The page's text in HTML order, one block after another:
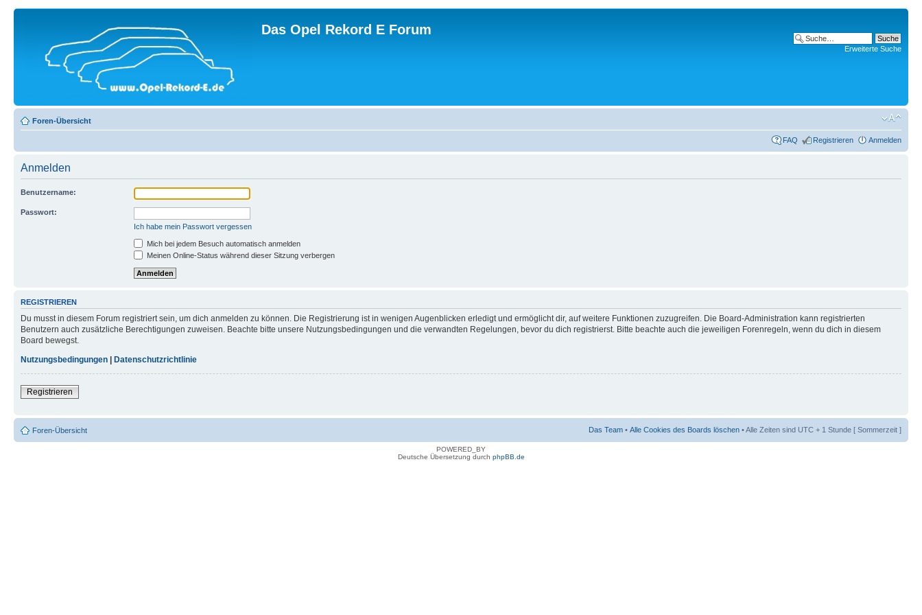
Das Opel Rekord E Forum
Erweiterte Suche
Foren-Übersicht
FAQ Registrieren Anmelden
Anmelden
Benutzername:
Passwort:
Ich habe mein Passwort vergessen
Mich bei jedem Besuch automatisch anmelden
Meinen Online-Status während dieser Sitzung verbergen
REGISTRIEREN
Du musst in diesem Forum registriert sein, um dich anmelden zu können. Die Registrierung ist in wenigen Augenblicken erledigt und ermöglicht dir, auf weitere Funktionen zuzugreifen. Die Board-Administration kann registrierten
Benutzern auch zusätzliche Berechtigungen zuweisen. Beachte bitte unsere Nutzungsbedingungen und die verwandten Regelungen, bevor du dich registrierst. Bitte beachte auch die jeweiligen Forenregeln, wenn du dich in diesem
Board bewegst.
Nutzungsbedingungen | Datenschutzrichtlinie
Registrieren
Foren-Übersicht Das Team • Alle Cookies des Boards löschen • Alle Zeiten sind UTC + 1 Stunde [ Sommerzeit ]
POWERED_BY
Deutsche Übersetzung durch phpBB.de